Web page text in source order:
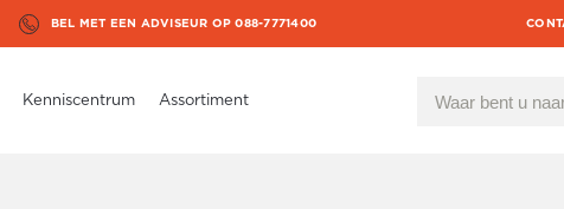
BEL MET EEN ADVISEUR OP 088-7771400
Kenniscentrum Assortiment